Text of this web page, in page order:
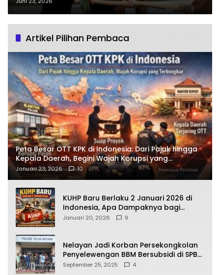
Kota Pangkalan Kerinci?
Artikel Pilihan Pembaca
Peta Besar OTT KPK di Indonesia: Dari Pajak hingga
Kepala Daerah, Begini Wajah Korupsi yang
Terbongkar
Januari 23, 2026 10
KUHP Baru Berlaku 2 Januari 2026 di
Indonesia, Apa Dampaknya bagi
Kehidupan Warga? Ini Aturan Kunci
Januari 20, 2026 9
Nelayan Jadi Korban Persekongkolan
Penyelewengan BBM Bersubsidi di SPBU
64.78809 Teluk Batang
September 25, 2025 4